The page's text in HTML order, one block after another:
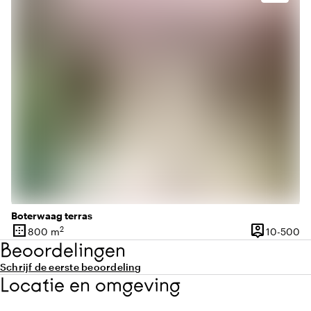
Boterwaag terras
border_outer
Oppervlakte
800 m2 person_pin
Capaciteit
10-500
Beoordelingen
Schrijf de eerste beoordeling
Locatie en omgeving